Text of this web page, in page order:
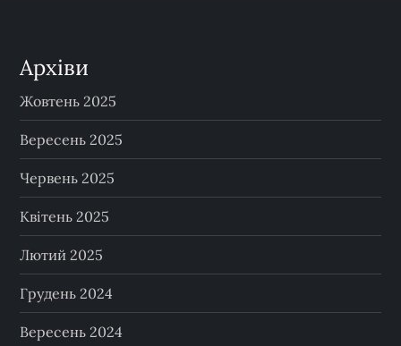
Архіви
Жовтень 2025
Вересень 2025
Червень 2025
Квітень 2025
Лютий 2025
Грудень 2024
Вересень 2024